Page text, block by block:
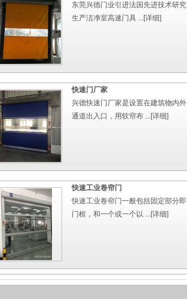
东莞兴德门业引进法国先进技术研究
生产洁净室高速门具 ...[详细]
快速门厂家
兴德快速门厂家是设置在建筑物内外
通道出入口，用软帘布 ...[详细]
快速工业卷帘门
快速工业卷帘门一般包括固定部分即
门框，和一个或一个以 ...[详细]